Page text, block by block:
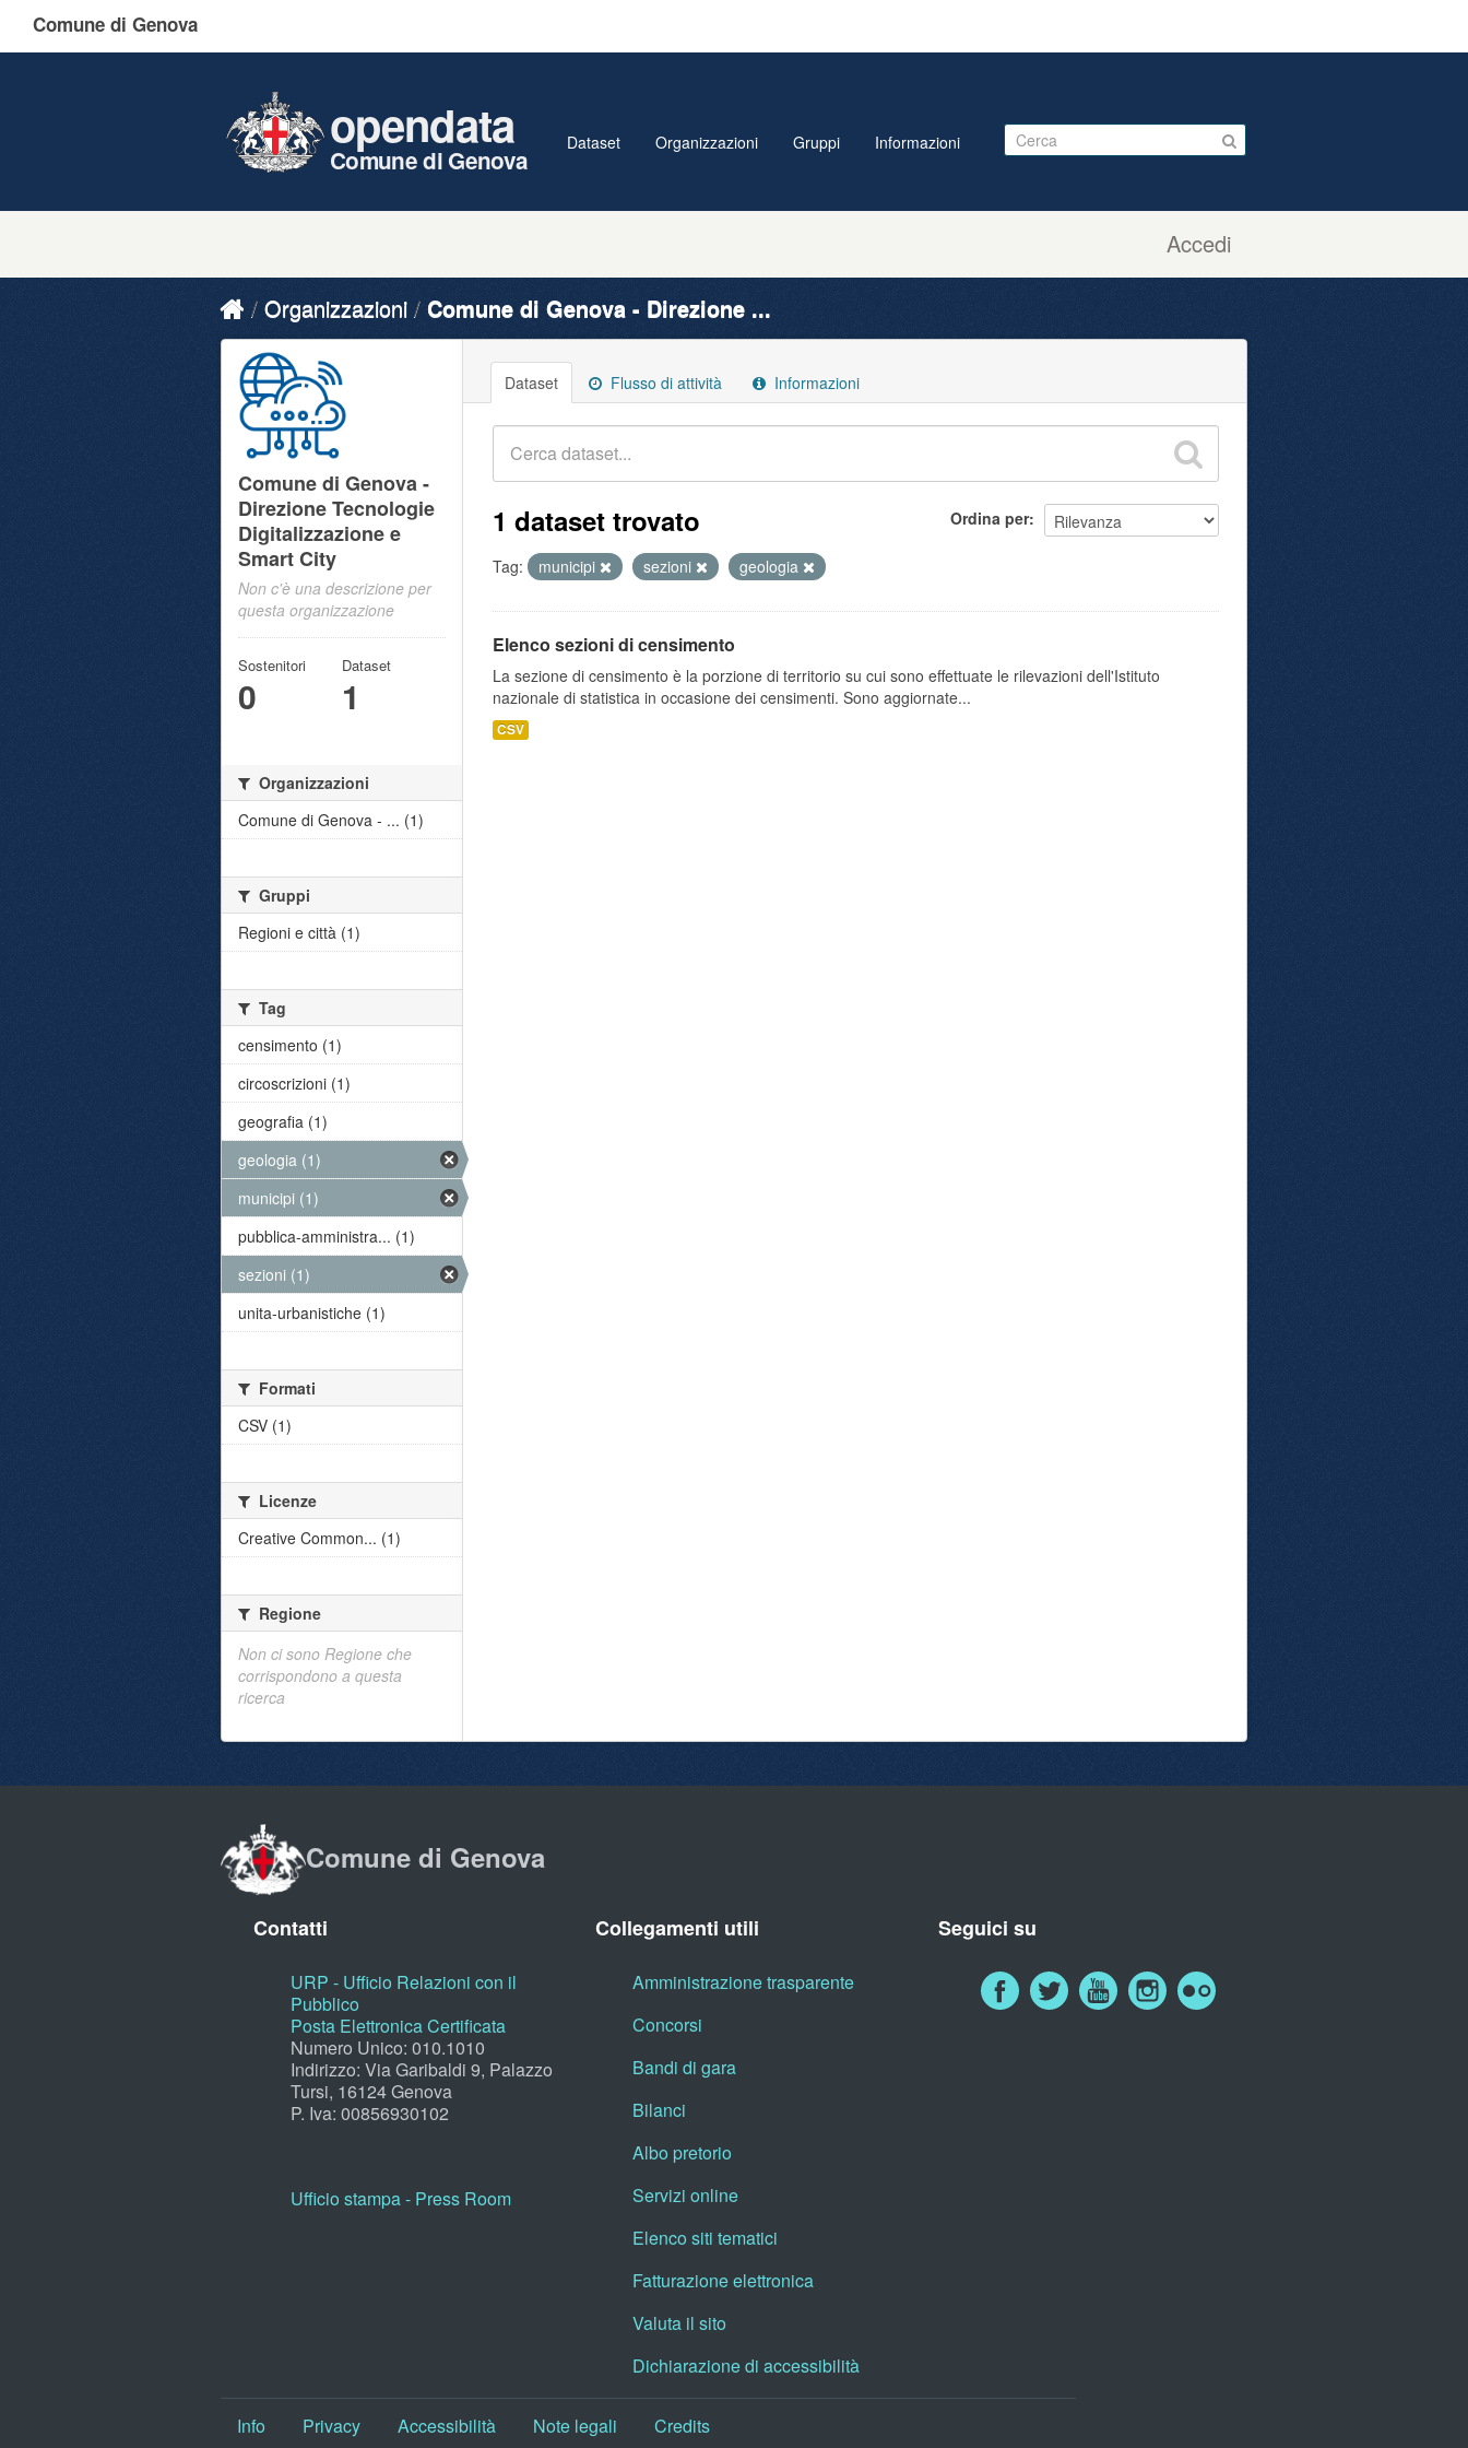
Comune di Genova
Accedi
opendata
Comune di Genova
Dataset Organizzazioni Gruppi Informazioni
Organizzazioni Comune di Genova - Direzione ...
Dataset Flusso di attività Informazioni
Ordina per
1 dataset trovato
Tag: municipi sezioni geologia
Elenco sezioni di censimento
La sezione di censimento è la porzione di territorio su cui sono effettuate le rilevazioni dell'Istituto
nazionale di statistica in occasione dei censimenti. Sono aggiornate...
CSV
Comune di Genova -
Direzione Tecnologie
Digitalizzazione e
Smart City
Non c'è una descrizione per
questa organizzazione
Sostenitori
0
Dataset
1
Organizzazioni
Comune di Genova - ... (1)
Gruppi
Regioni e città (1)
Tag
censimento (1)
circoscrizioni (1)
geografia (1)
geologia (1)
municipi (1)
pubblica-amministra... (1)
sezioni (1)
unita-urbanistiche (1)
Formati
CSV (1)
Licenze
Creative Common... (1)
Regione
Non ci sono Regione che
corrispondono a questa
ricerca
Comune di Genova
Contatti
URP - Ufficio Relazioni con il
Pubblico
Posta Elettronica Certificata
Numero Unico: 010.1010
Indirizzo: Via Garibaldi 9, Palazzo
Tursi, 16124 Genova
P. Iva: 00856930102
Ufficio stampa - Press Room
Collegamenti utili
Amministrazione trasparente
Concorsi
Bandi di gara
Bilanci
Albo pretorio
Servizi online
Elenco siti tematici
Fatturazione elettronica
Valuta il sito
Dichiarazione di accessibilità
Seguici su
Info Privacy Accessibilità Note legali Credits